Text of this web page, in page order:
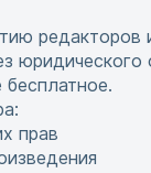
редакторов
юридического
бесплатное.
прав